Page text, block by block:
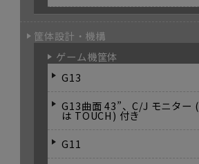
筐体設計・機構
ゲーム機筐体
G13
G13曲面 43”、C/J モニター
は TOUCH) 付き
G11